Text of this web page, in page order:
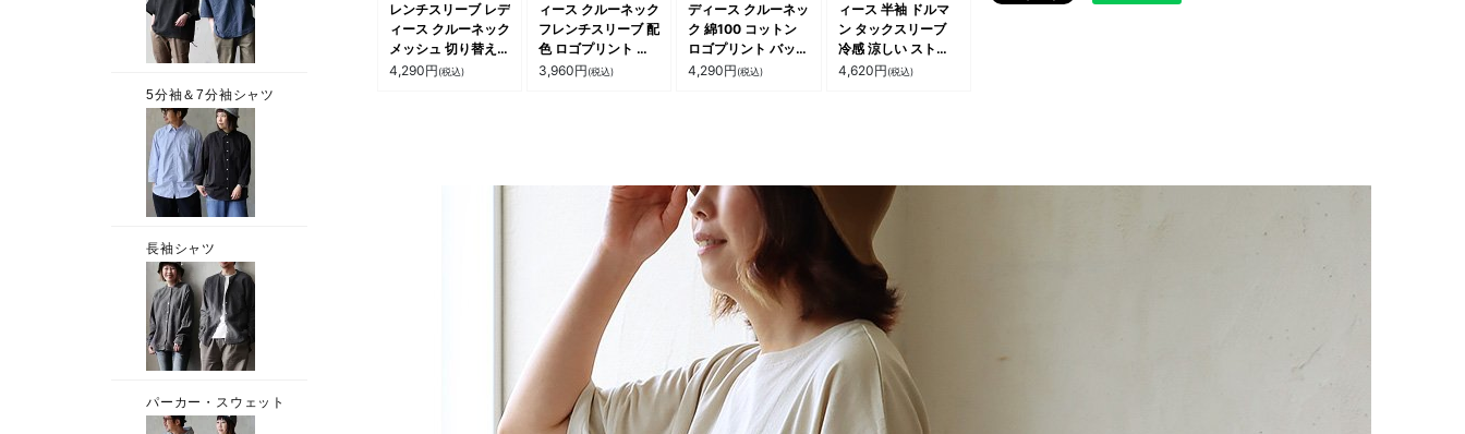
レンチスリーブ レデ
ィース クルーネック
メッシュ 切り替え
透け シアー 重ね着
4,290円(税込)
ィース クルーネック
フレンチスリーブ 配
色 ロゴプリント 袖
リブ スラブ天竺 薄
3,960円(税込)
ディース クルーネッ
ク 綿100 コットン
ロゴプリント バック
スリット 刺繍 薄手
4,290円(税込)
ィース 半袖 ドルマ
ン タックスリーブ
冷感 涼しい ストレ
ッチ シアサッカー
Souple スプル
4,620円(税込)